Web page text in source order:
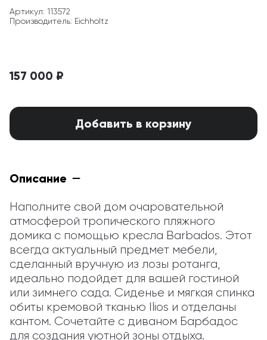
Артикул: 113572
Производитель: Eichholtz
157 000 ₽
Добавить в корзину
Описание
Наполните свой дом очаровательной
атмосферой тропического пляжного
домика с помощью кресла Barbados. Этот
всегда актуальный предмет мебели,
сделанный вручную из лозы ротанга,
идеально подойдет для вашей гостиной
или зимнего сада. Сиденье и мягкая спинка
обиты кремовой тканью Ilios и отделаны
кантом. Сочетайте с диваном Барбадос
для создания уютной зоны отдыха.